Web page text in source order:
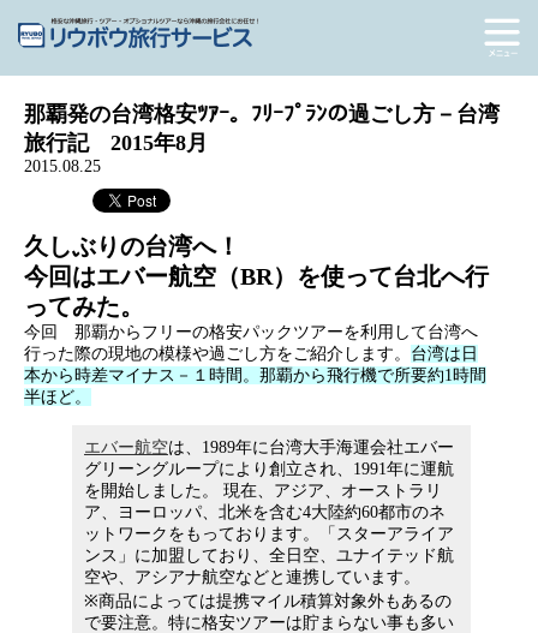
那覇発の台湾格安ﾂｱｰ。ﾌﾘｰﾌﾟﾗﾝの過ごし方－台湾
旅行記 2015年8月
2015.08.25
久しぶりの台湾へ！
今回はエバー航空（BR）を使って台北へ行
ってみた。
今回 那覇からフリーの格安パックツアーを利用して台湾へ
行った際の現地の模様や過ごし方をご紹介します。 台湾は日
本から時差マイナス－１時間。那覇から飛行機で所要約1時間
半ほど。
エバー航空は、1989年に台湾大手海運会社エバー
グリーングループにより創立され、1991年に運航
を開始しました。 現在、アジア、オーストラリ
ア、ヨーロッパ、北米を含む4大陸約60都市のネ
ットワークをもっております。「スターアライア
ンス」に加盟しており、全日空、ユナイテッド航
空や、アシアナ航空などと連携しています。
※商品によっては提携マイル積算対象外もあるの
で要注意。特に格安ツアーは貯まらない事も多い